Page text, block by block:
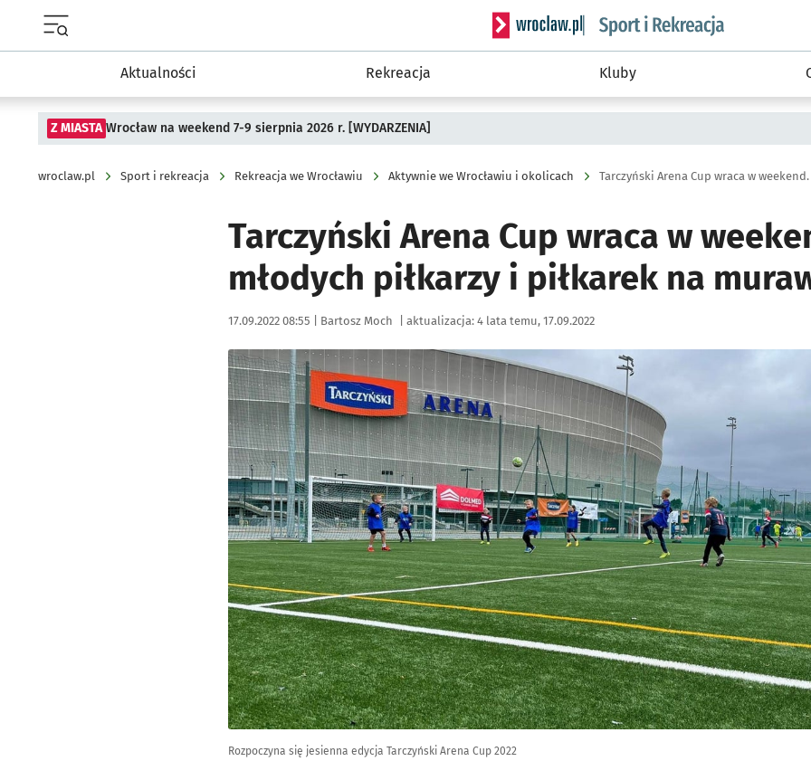
Serwis informacyjny wroclaw.pl podserwis: Sport
Aktualności Rekreacja Kluby
Z MIASTA Wrocław na weekend 7-9 sierpnia 2026 r. [WYDARZENIA]
wroclaw.pl Sport i rekreacja Rekreacja we Wrocławiu Aktywnie we Wrocławiu i okolicach
Tarczyński Arena Cup wraca w
młodych piłkarzy i piłkarek na
Data publikacji:
17.09.2022 08:55 | Autor:
Bartosz Moch aktualizacja: 4 lata temu, 17.09.2022
Kliknij, aby zobaczyć galerię
Rozpoczyna się jesienna edycja Tarczyński Arena Cup 2022